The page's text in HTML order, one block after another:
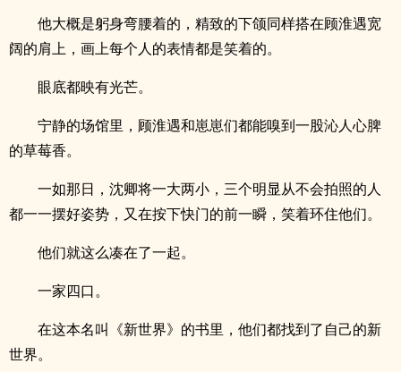
他大概是躬身弯腰着的，精致的下颌同样搭在顾淮遇宽
阔的肩上，画上每个人的表情都是笑着的。
眼底都映有光芒。
宁静的场馆里，顾淮遇和崽崽们都能嗅到一股沁人心脾
的草莓香。
一如那日，沈卿将一大两小，三个明显从不会拍照的人
都一一摆好姿势，又在按下快门的前一瞬，笑着环住他们。
他们就这么凑在了一起。
一家四口。
在这本名叫《新世界》的书里，他们都找到了自己的新
世界。